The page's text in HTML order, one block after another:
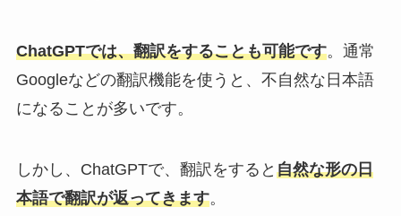
ChatGPTでは、翻訳をすることも可能です。通常
Googleなどの翻訳機能を使うと、不自然な日本語
になることが多いです。
しかし、ChatGPTで、翻訳をすると 自然な形の日
本語で翻訳が返ってきます。